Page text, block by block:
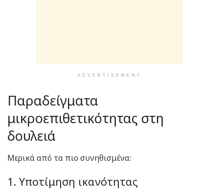
ADVERTISEMENT
Παραδείγματα
μικροεπιθετικότητας στη
δουλειά
Μερικά από τα πιο συνηθισμένα:
1. Υποτίμηση ικανότητας